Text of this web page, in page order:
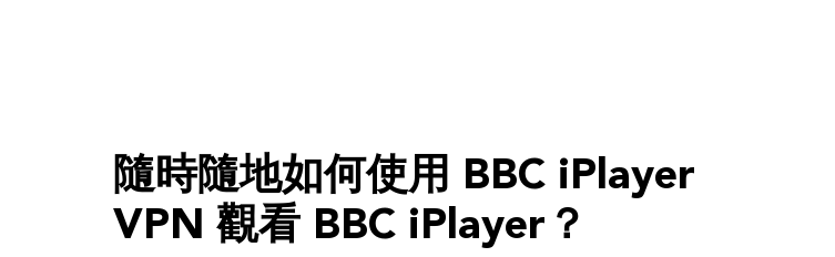
隨時隨地如何使用 BBC iPlayer
VPN 觀看 BBC iPlayer？